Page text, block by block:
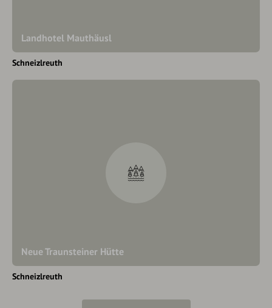
Landhotel Mauthäusl
Schneizlreuth
Neue Traunsteiner Hütte
Schneizlreuth